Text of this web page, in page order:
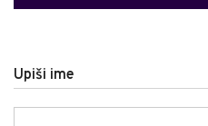
Upiši ime